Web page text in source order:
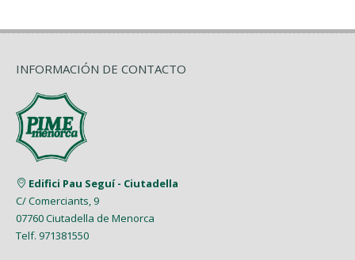
INFORMACIÓN DE CONTACTO
Edifici Pau Seguí - Ciutadella
C/ Comerciants, 9
07760 Ciutadella de Menorca
Telf. 971381550